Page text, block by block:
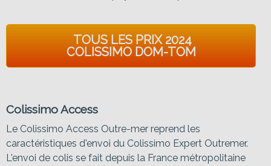
TOUS LES PRIX 2024
COLISSIMO DOM-TOM
Colissimo Access
Le Colissimo Access Outre-mer reprend les
caractéristiques d'envoi du Colissimo Expert Outremer.
L'envoi de colis se fait depuis la France métropolitaine